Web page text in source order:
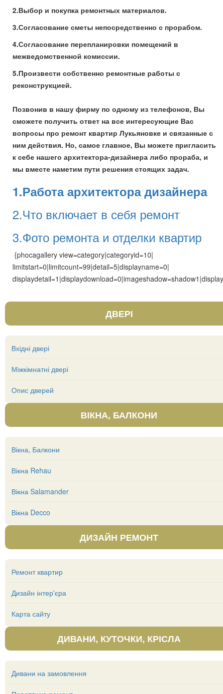
2.Выбор и покупка ремонтных материалов.
3.Согласование сметы непосредственно с прорабом.
4.Согласование перепланировки помещений в
межведомственной комиссии.
5.Произвести собственно ремонтные работы с
реконструкцией.
Позвонив в нашу фирму по одному из телефонов, Вы
сможете получить ответ на все интересующие Вас
вопросы про ремонт квартир Лукьяновке и связанные с
ним действия. Но, самое главное, Вы можете пригласить
к себе нашего архитектора-дизайнера либо прораба, и
мы вместе наметим пути решения стоящих задач.
1.Работа архитектора дизайнера
2.Что включает в себя ремонт
3.Фото ремонта и отделки квартир
{phocagallery view=category|categoryid=10|
limitstart=0|limitcount=99|detail=5|displayname=0|
ДВЕРІ
Вхідні двері
Міжкімнатні двері
Опис дверей
ВІКНА, БАЛКОНИ
Вікна, Балкони
Вікна Rehau
Вікна Salamander
Вікна Decco
ДИЗАЙН РЕМОНТ
Ремонт квартир
Дизайн інтер'єра
Карта сайту
ДИВАНИ, КУТОЧКИ, КРІСЛА
Дивани на замовлення